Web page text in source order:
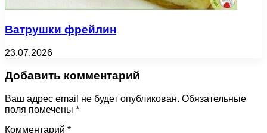
Ватрушки фрейлин
23.07.2026
Добавить комментарий
Ваш адрес email не будет опубликован. Обязательные
поля помечены *
Комментарий *